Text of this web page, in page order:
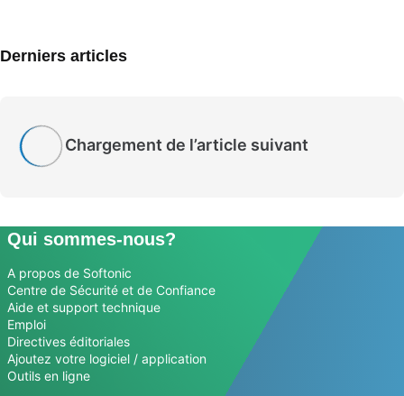
Derniers articles
Chargement de l’article suivant
Qui sommes-nous?
A propos de Softonic
Centre de Sécurité et de Confiance
Aide et support technique
Emploi
Directives éditoriales
Ajoutez votre logiciel / application
Outils en ligne